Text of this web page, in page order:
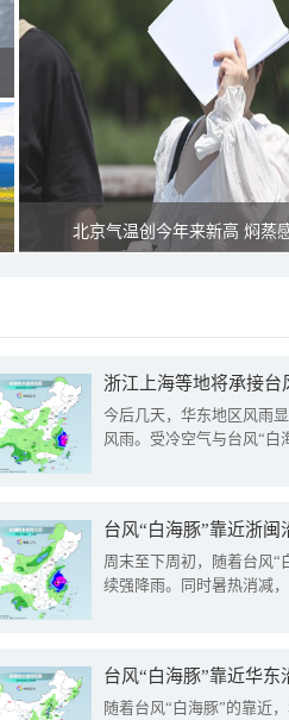
北京气温创今年来新高 焖蒸
浙江上海等地将承接台
今后几天，华东地区风雨
风雨。受冷空气与台风“白
台风“白海豚”靠近浙
周末至下周初，随着台风“
续强降雨。同时暑热消减
台风“白海豚”靠近华
随着台风“白海豚”的靠近